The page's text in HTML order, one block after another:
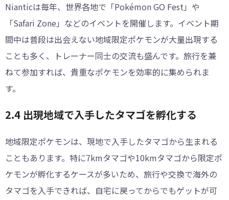
Nianticは毎年、世界各地で「Pokémon GO Fest」や
「Safari Zone」などのイベントを開催します。イベント期
間中は普段は出会えない地域限定ポケモンが大量出現する
ことも多く、トレーナー同士の交流も盛んです。旅行を兼
ねて参加すれば、貴重なポケモンを効率的に集められま
す。
2.4 出現地域で入手したタマゴを孵化する
地域限定ポケモンは、現地で入手したタマゴから生まれる
こともあります。特に7kmタマゴや10kmタマゴから限定ポ
ケモンが孵化するケースが多いため、旅行や交換で海外の
タマゴを入手できれば、自宅に戻ってからでもゲットが可